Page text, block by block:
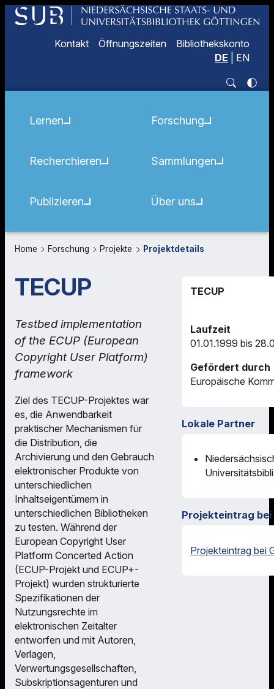
Kontakt Öffnungszeiten
Bibliothekskonto
DE
EN
Lernen
Recherchieren
Publizieren
Forschung
Sammlungen
Über uns
Home Forschung Projekte Projektdetails
TECUP
Testbed implementation
of the ECUP (European
Copyright User Platform)
framework
Ziel des TECUP-Projektes war
es, die Anwendbarkeit
praktischer Mechanismen für
die Distribution, die
Archivierung und den Gebrauch
elektronischer Produkte von
unterschiedlichen
Inhaltseigentümern in
unterschiedlichen Bibliotheken
zu testen. Während der
European Copyright User
Platform Concerted Action
(ECUP-Projekt und ECUP+-
Projekt) wurden strukturierte
Spezifikationen der
Nutzungsrechte im
elektronischen Zeitalter
entworfen und mit Autoren,
Verlagen,
Verwertungsgesellschaften,
Subskriptionsagenturen und
TECUP
Laufzeit
01.01.1999 bis
Gefördert durch
Europäische
Lokale Partner
Projekteintrag bei
Projekteintrag bei